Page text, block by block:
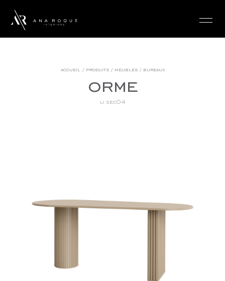
accueil/ produits/ meubles/ bureaux
orme
u.sec04